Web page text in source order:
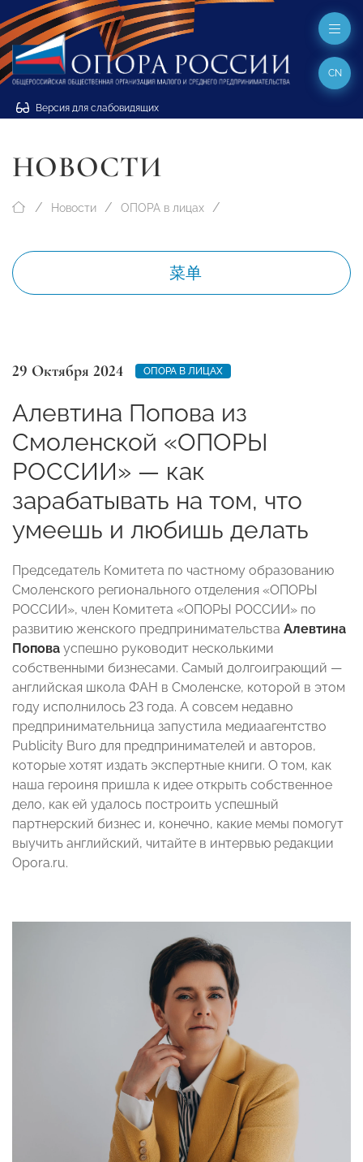
Версия для слабовидящих
CN
НОВОСТИ
Новости ОПОРА в лицах
菜单
29 Октября 2024 ОПОРА В ЛИЦАХ
Алевтина Попова из
Смоленской «ОПОРЫ
РОССИИ» — как
зарабатывать на том, что
умеешь и любишь делать
Председатель Комитета по частному образованию
Смоленского регионального отделения «ОПОРЫ
РОССИИ», член Комитета «ОПОРЫ РОССИИ» по
развитию женского предпринимательства Алевтина
Попова успешно руководит несколькими
собственными бизнесами. Самый долгоиграющий —
английская школа ФАН в Смоленске, которой в этом
году исполнилось 23 года. А совсем недавно
предпринимательница запустила медиаагентство
Publicity Buro для предпринимателей и авторов,
которые хотят издать экспертные книги. О том, как
наша героиня пришла к идее открыть собственное
дело, как ей удалось построить успешный
партнерский бизнес и, конечно, какие мемы помогут
выучить английский, читайте в интервью редакции
Opora.ru.